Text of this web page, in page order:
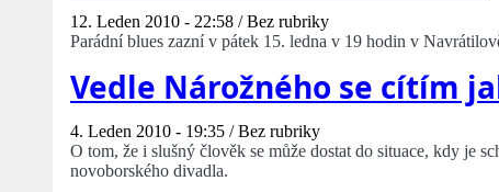
12. Leden 2010 - 22:58 /Bez rubriky
Parádní blues zazní v pátek 15. ledna v 19 hodin v
Vedle Nárožného se cítím
4. Leden 2010 - 19:35 /Bez rubriky
O tom, že i slušný člověk se může dostat do situace, kdy je
novoborského divadla.